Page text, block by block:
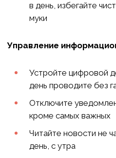
в день, избегайте
муки
Управление
Устройте цифровой
день проводите без
Отключите
кроме самых важных
Читайте новости не
день, с утра